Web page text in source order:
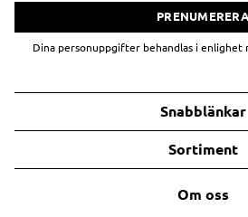
PRENUMERERA
Dina personuppgifter behandlas i enlighet
Om oss
Snabblänkar
Sortiment